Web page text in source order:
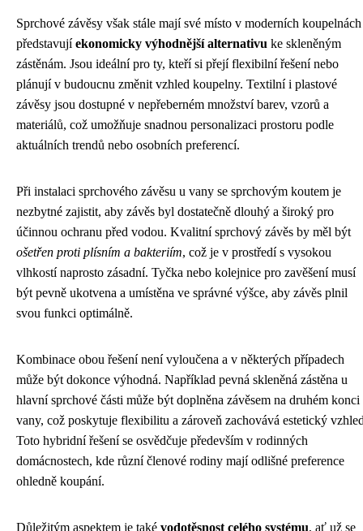
Sprchové závěsy však stále mají své místo v moderních koupelnách
představujíekonomicky výhodnější alternativu ke skleněným
zástěnám. Jsou ideální pro ty, kteří si přejí flexibilní řešení nebo
plánují v budoucnu změnit vzhled koupelny. Textilní i plastové
závěsy jsou dostupné v nepřeberném množství barev, vzorů a
materiálů, což umožňuje snadnou personalizaci prostoru podle
aktuálních trendů nebo osobních preferencí.
Při instalaci sprchového závěsu u vany se sprchovým koutem je
nezbytné zajistit, aby závěs byl dostatečně dlouhý a široký pro
účinnou ochranu před vodou. Kvalitní sprchový závěs by měl být
ošetřen proti plísním a bakteriím, což je v prostředí s vysokou
vlhkostí naprosto zásadní. Tyčka nebo kolejnice pro zavěšení musí
být pevně ukotvena a umístěna ve správné výšce, aby závěs plnil
svou funkci optimálně.
Kombinace obou řešení není vyloučena a v některých případech
může být dokonce výhodná. Například pevná skleněná zástěna u
hlavní sprchové části může být doplněna závěsem na druhém konci
vany, což poskytuje flexibilitu a zároveň zachovává estetický
Toto hybridní řešení se osvědčuje především v rodinných
domácnostech, kde různí členové rodiny mají odlišné preference
ohledně koupání.
Důležitým aspektem je také vodotěsnost celého systému, ať už se